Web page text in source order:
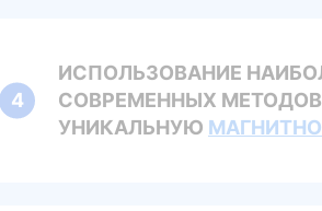
ИСПОЛЬЗОВАНИЕ
СОВРЕМЕННЫХ
УНИКАЛЬНУЮ